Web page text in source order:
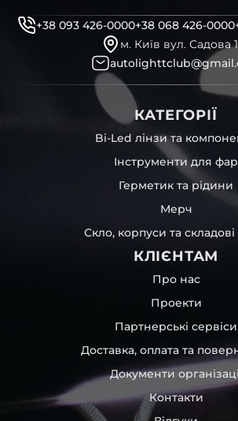
+38 093 426-0000+38 068 426-0000
м. Київ вул. Садова
КАТЕГОРІЇ
Bi-Led лінзи та
Інструменти для фар
Герметик та рідини
Мерч
Скло, корпуси та
КЛІЄНТАМ
Про нас
Проекти
Партнерські сервіси
Доставка, оплата та
Документи
Контакти